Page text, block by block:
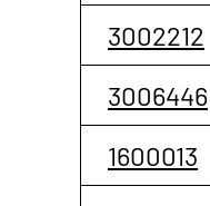
3002212
3006446
1600013